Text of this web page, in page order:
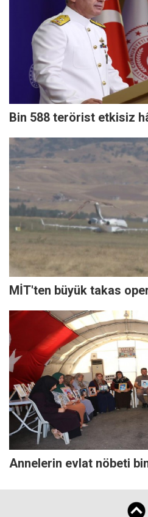
Bin 588 terörist etkisiz
MİT'ten büyük takas
Annelerin evlat nöbeti